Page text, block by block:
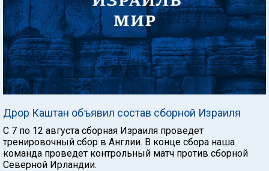
Дрор Каштан объявил состав сборной Израиля
С 7 по 12 августа сборная Израиля проведет
тренировочный сбор в Англии. В конце сбора наша
команда проведет контрольный матч против сборной
Северной Ирландии.